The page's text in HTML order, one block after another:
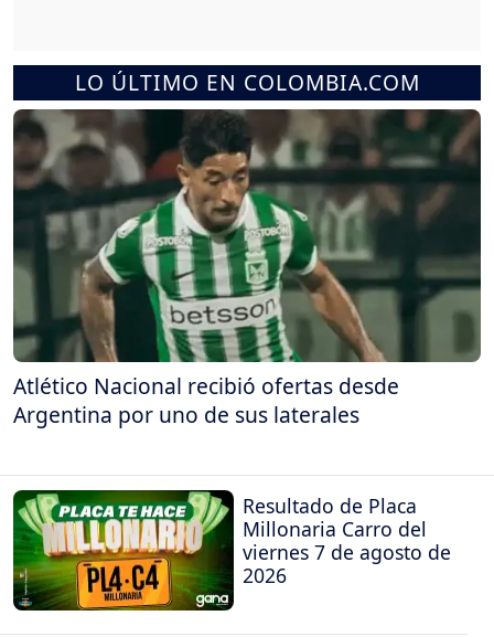
LO ÚLTIMO EN COLOMBIA.COM
Atlético Nacional recibió ofertas desde
Argentina por uno de sus laterales
Resultado de Placa
Millonaria Carro del
viernes 7 de agosto de
2026